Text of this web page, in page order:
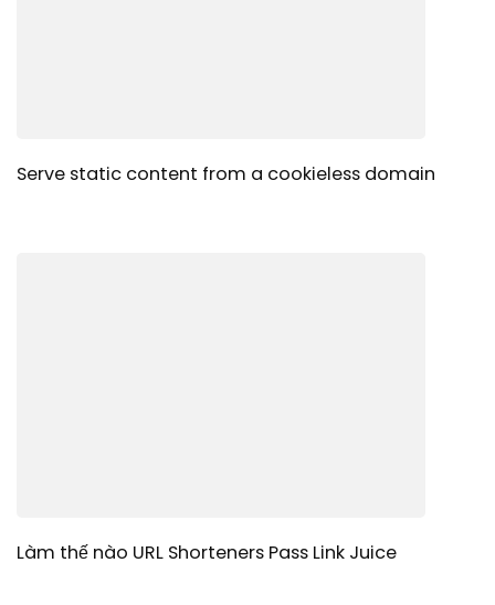
Serve static content from a cookieless domain
Làm thế nào URL Shorteners Pass Link Juice